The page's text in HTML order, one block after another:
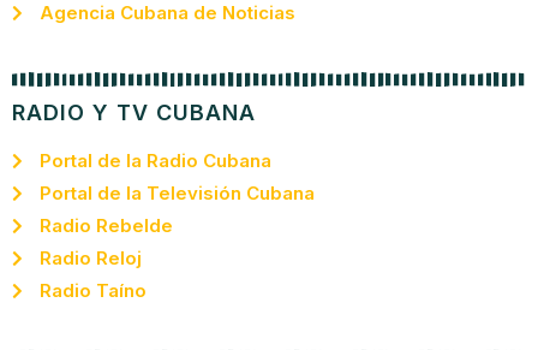
Agencia Cubana de Noticias
RADIO Y TV CUBANA
Portal de la Radio Cubana
Portal de la Televisión Cubana
Radio Rebelde
Radio Reloj
Radio Taíno